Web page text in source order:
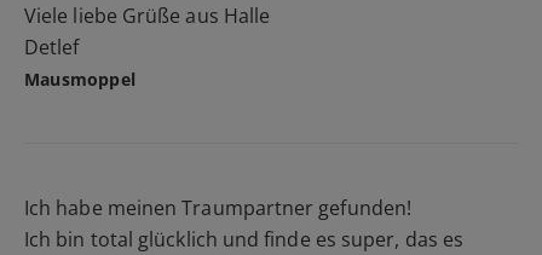
Viele liebe Grüße aus Halle
Detlef
Mausmoppel
Ich habe meinen Traumpartner gefunden!
Ich bin total glücklich und finde es super, das es